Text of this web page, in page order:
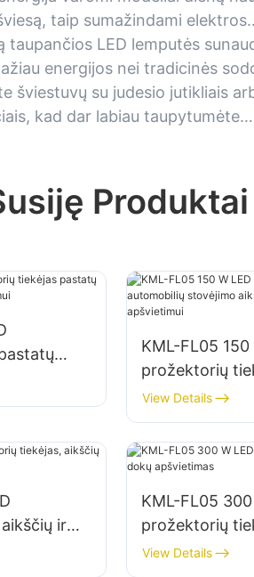
taip sumažindami elektros
sąnaudas ir užtikrindami
apšvietimo veikimą.
taupančios LED lemputės
energijos nei tradicinės
todėl jos idealiai tinka ilgalaikiam
lauke.
šviestuvų su judesio jutikliais
kad dar labiau taupytumėte
Produktai
KML-FL05 150
prožektorių
stovėjimo
sandėliavimo
View Details
ir
KML-FL05 300
prožektorių
dokų
View Details